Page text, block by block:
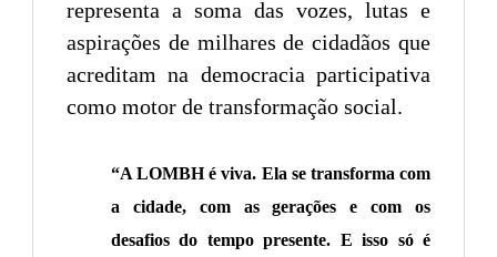
representa a soma das vozes, lutas e
aspirações de milhares de cidadãos que
acreditam na democracia participativa
como motor de transformação social.
“A LOMBH é viva. Ela se transforma com
a cidade, com as gerações e com os
desafios do tempo presente. E isso só é